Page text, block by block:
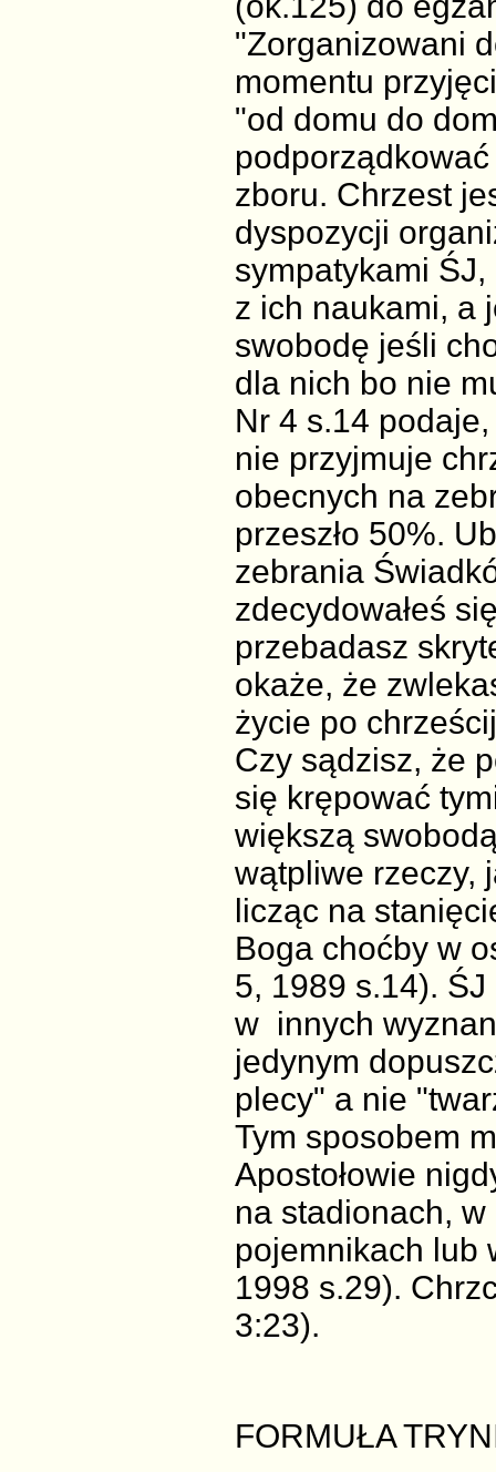
"Zorganizowani
momentu
"od domu do
zboru. Chrzest
dyspozycji
sympatykami
z ich naukami, a
swobodę jeśli
dla nich bo nie
Nr 4 s.14
nie przyjmuje
obecnych na
przeszło 50%.
zebrania
zdecydowałeś
przebadasz
okaże, że
życie po
Czy sądzisz, że
się krępować
większą
wątpliwe rzeczy,
licząc na
Boga choćby w
5, 1989 s.14).
w innych
jedynym
plecy" a nie
Tym sposobem
Apostołowie
na stadionach,
pojemnikach lub
1998 s.29).
3:23).
FORMUŁA